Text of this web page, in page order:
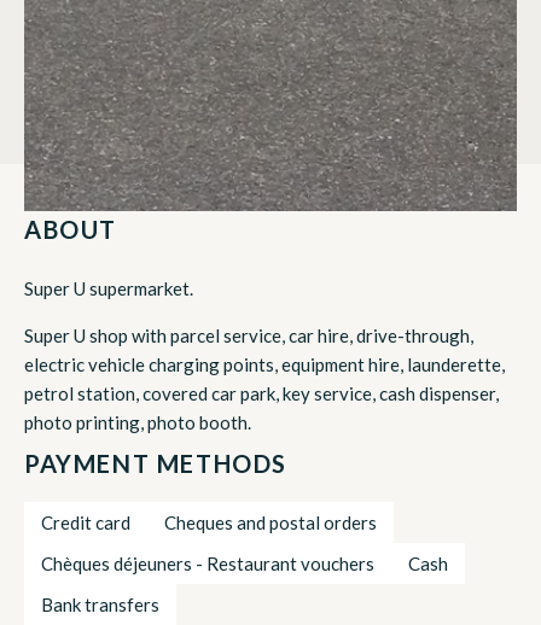
ABOUT
Super U supermarket.
Super U shop with parcel service, car hire, drive-through,
electric vehicle charging points, equipment hire, launderette,
petrol station, covered car park, key service, cash dispenser,
photo printing, photo booth.
PAYMENT METHODS
Credit card
Cheques and postal orders
Chèques déjeuners - Restaurant vouchers
Cash
Bank transfers